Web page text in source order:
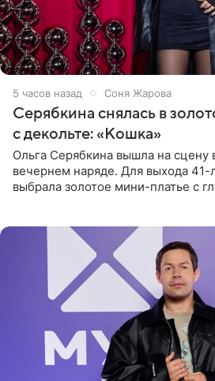
5 часов назад Соня Жарова
Серябкина снялась в
с декольте: «Кошка»
Ольга Серябкина вышла на сцену
вечернем наряде. Для выхода 41-
выбрала золотое мини-платье с